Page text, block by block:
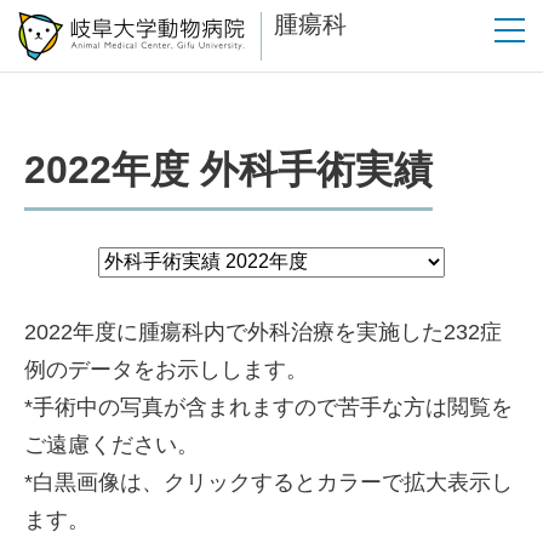
腫瘍科
2022年度 外科手術実績
2022年度に腫瘍科内で外科治療を実施した232症
例のデータをお示しします。
*手術中の写真が含まれますので苦手な方は閲覧を
ご遠慮ください。
*白黒画像は、クリックするとカラーで拡大表示し
ます。